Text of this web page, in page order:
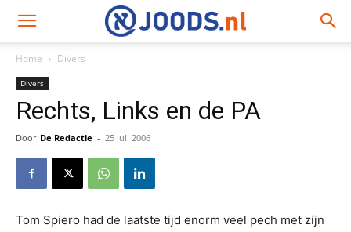
Home Divers
Divers
Rechts, Links en de PA
Door De Redactie - 25 juli 2006
Tom Spiero had de laatste tijd enorm veel pech met zijn